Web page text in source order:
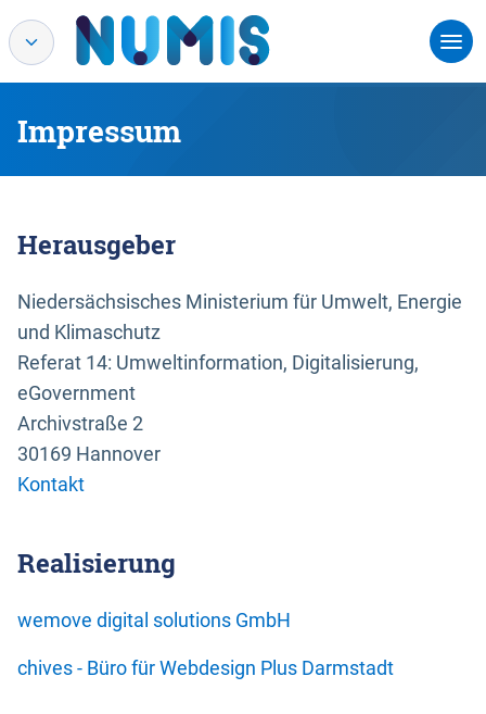
Impressum
Herausgeber
Niedersächsisches Ministerium für Umwelt, Energie
und Klimaschutz
Referat 14: Umweltinformation, Digitalisierung,
eGovernment
Archivstraße 2
30169 Hannover
Kontakt
Realisierung
wemove digital solutions GmbH
chives - Büro für Webdesign Plus Darmstadt